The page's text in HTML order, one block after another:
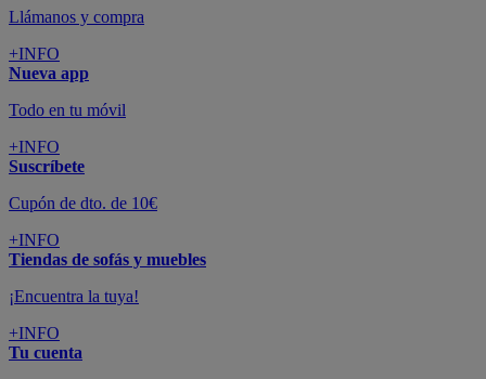
Llámanos y compra
+INFO
Nueva app
Todo en tu móvil
+INFO
Suscríbete
Cupón de dto. de 10€
+INFO
Tiendas de sofás y muebles
¡Encuentra la tuya!
+INFO
Tu cuenta